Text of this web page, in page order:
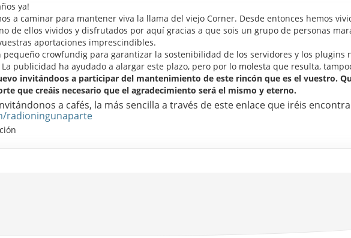
ya!
a caminar para mantener viva la llama del viejo Corner. Desde entonces hemos
de ellos vividos y disfrutados por aquí gracias a que sois un grupo de personas
aportaciones imprescindibles.
pequeño crowfundig para garantizar la sostenibilidad de los servidores y los plugins
publicidad ha ayudado a alargar este plazo, pero por lo molesta que resulta,
invitándoos a participar del mantenimiento de este rincón que es el vuestro.
que creáis necesario que el agradecimiento será el mismo y eterno.
a cafés, la más sencilla a través de este enlace que iréis
radioningunaparte